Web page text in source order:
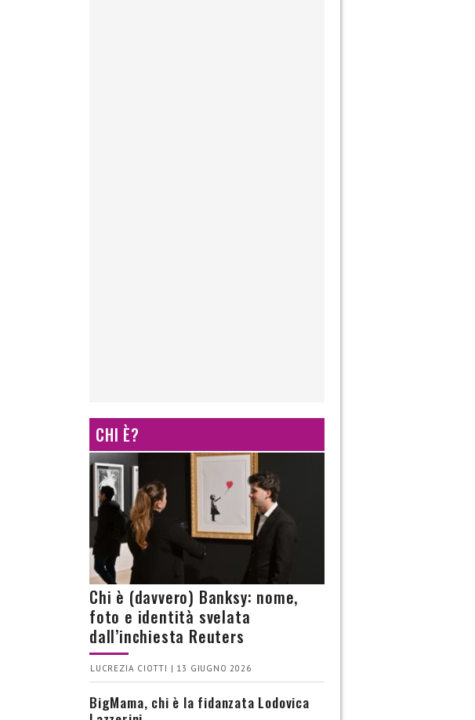
CHI È?
Chi è (davvero) Banksy: nome,
foto e identità svelata
dall’inchiesta Reuters
LUCREZIA CIOTTI | 13 GIUGNO 2026
BigMama, chi è la fidanzata Lodovica